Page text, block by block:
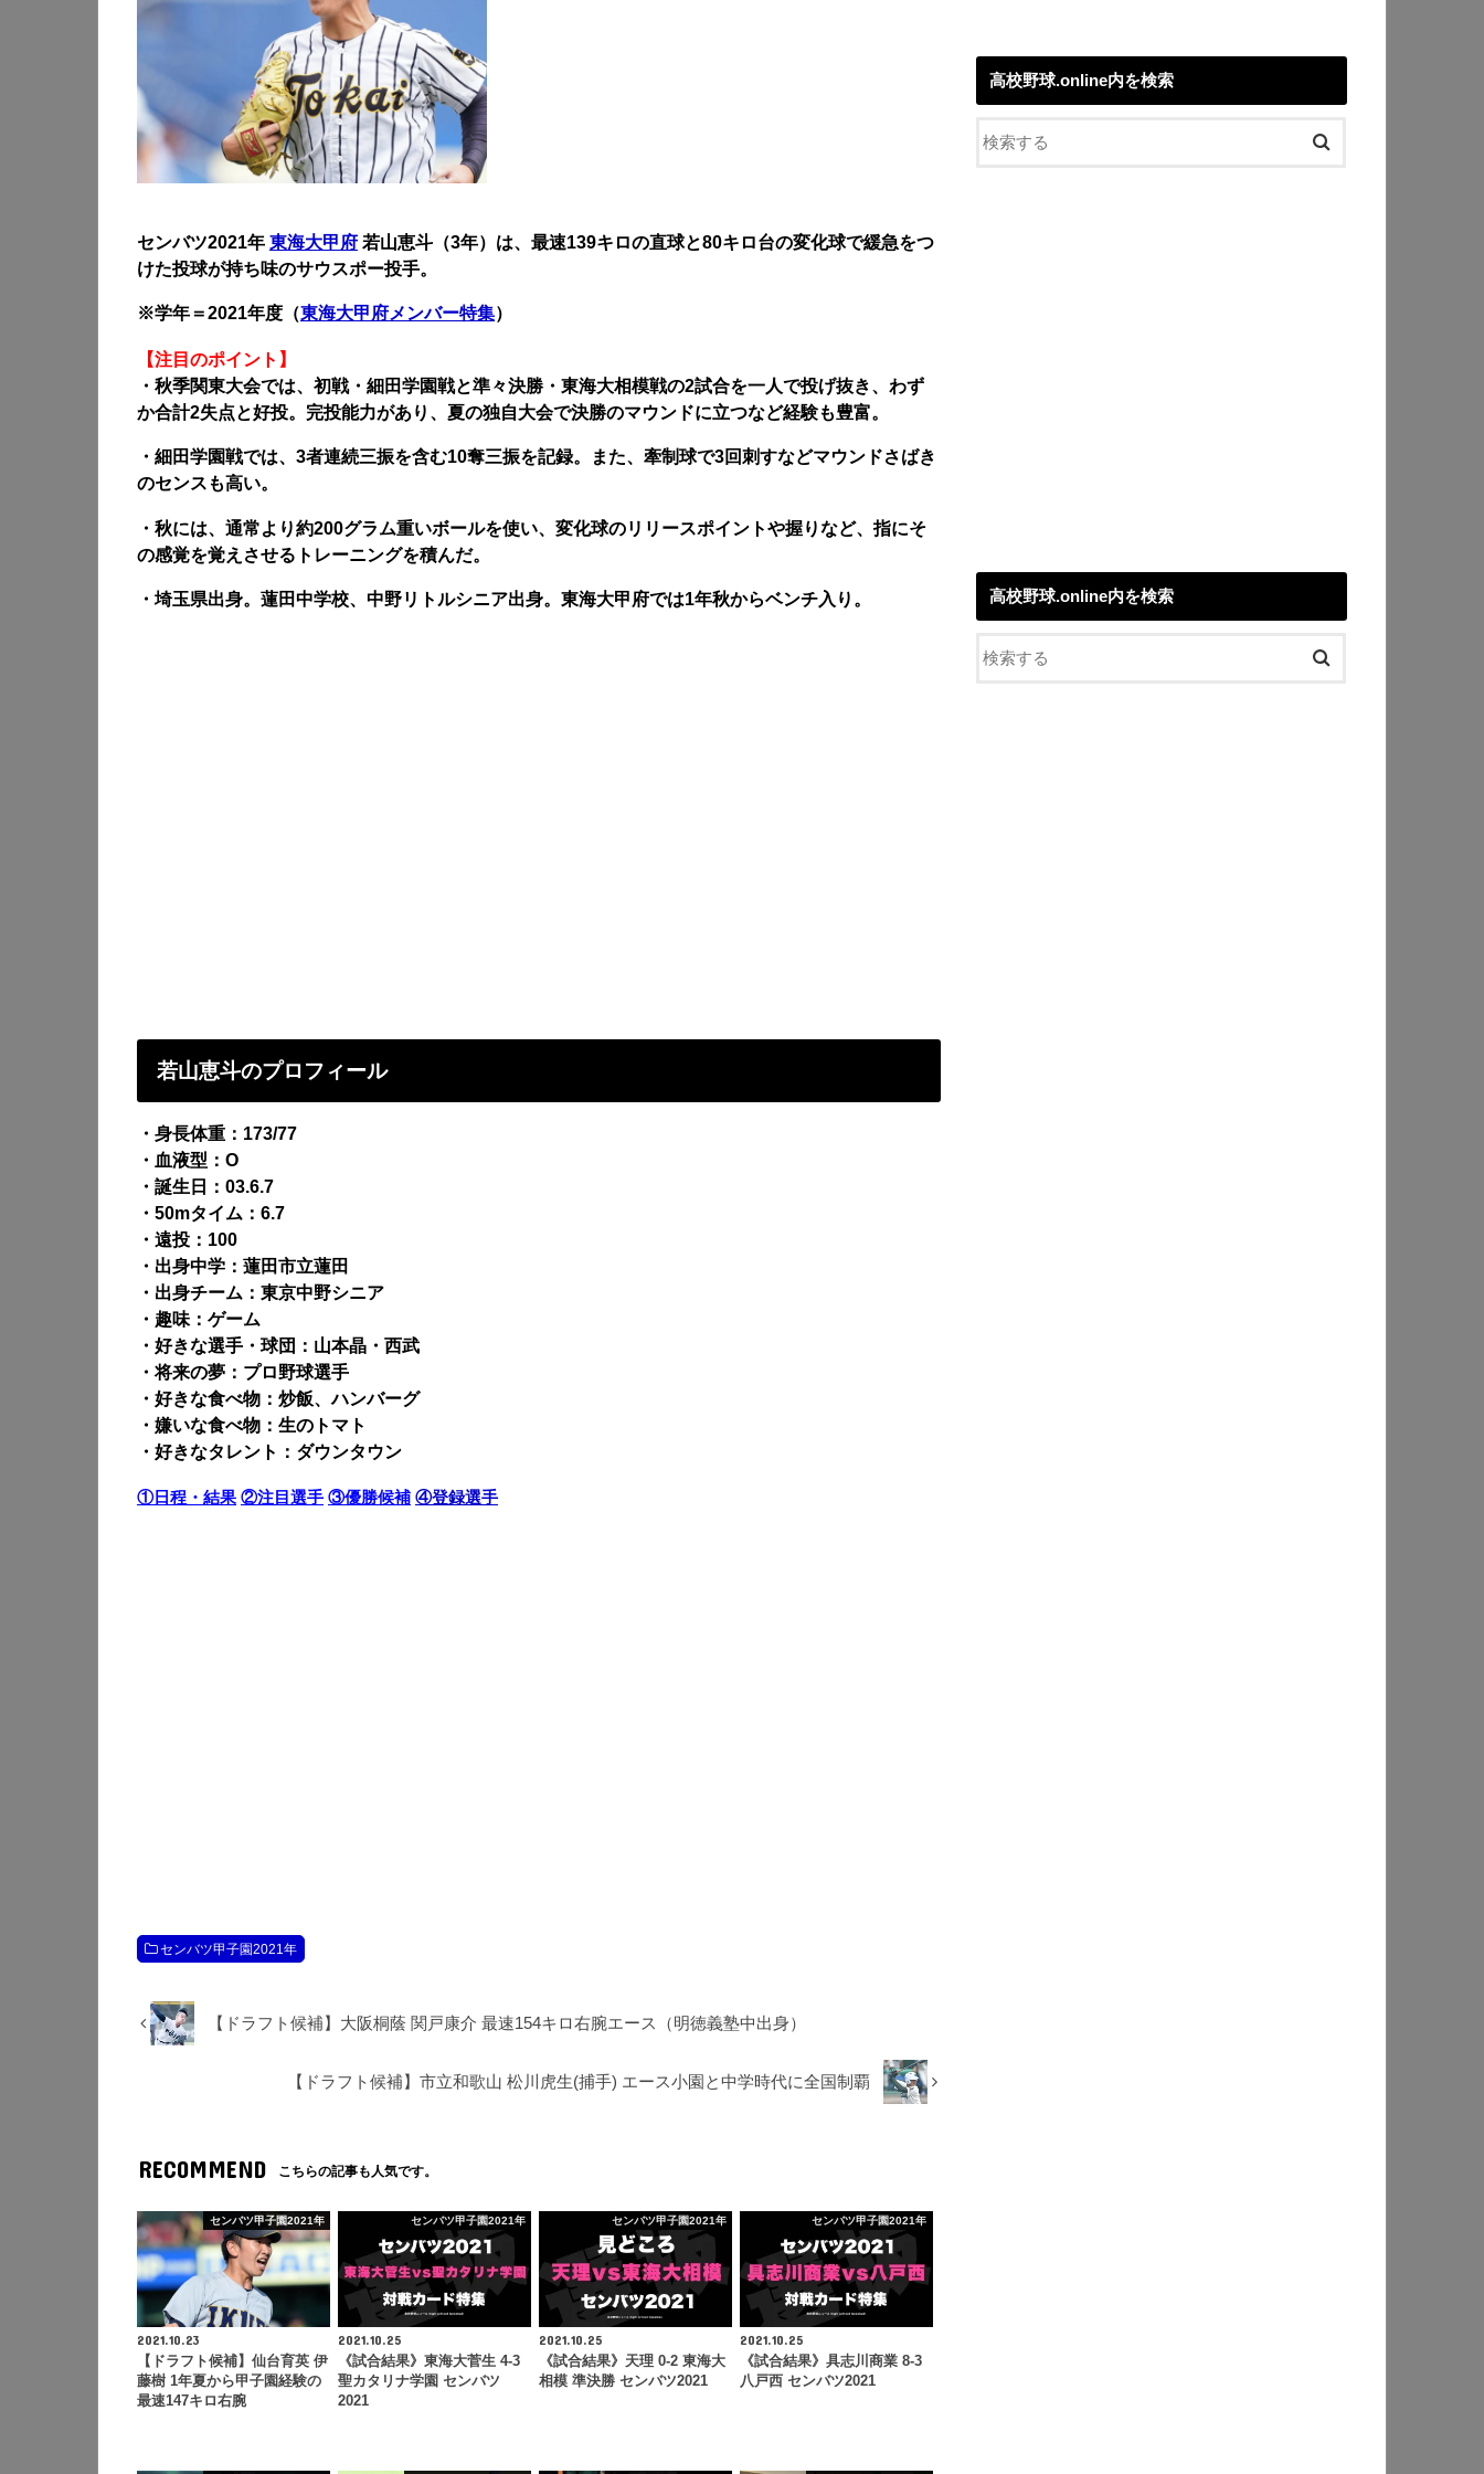
センバツ2021年 東海大甲府 若山恵斗（3年）は、最速139キロの直球と80キロ台の変化球で緩急をつ
けた投球が持ち味のサウスポー投手。
※学年＝2021年度（東海大甲府メンバー特集）
【注目のポイント】
・秋季関東大会では、初戦・細田学園戦と準々決勝・東海大相模戦の2試合を一人で投げ抜き、わず
か合計2失点と好投。完投能力があり、夏の独自大会で決勝のマウンドに立つなど経験も豊富。
・細田学園戦では、3者連続三振を含む10奪三振を記録。また、牽制球で3回刺すなどマウンドさばき
のセンスも高い。
・秋には、通常より約200グラム重いボールを使い、変化球のリリースポイントや握りなど、指にそ
の感覚を覚えさせるトレーニングを積んだ。
・埼玉県出身。蓮田中学校、中野リトルシニア出身。東海大甲府では1年秋からベンチ入り。
若山恵斗のプロフィール
・身長体重：173/77
・血液型：O
・誕生日：03.6.7
・50mタイム：6.7
・遠投：100
・出身中学：蓮田市立蓮田
・出身チーム：東京中野シニア
・趣味：ゲーム
・好きな選手・球団：山本晶・西武
・将来の夢：プロ野球選手
・好きな食べ物：炒飯、ハンバーグ
・嫌いな食べ物：生のトマト
・好きなタレント：ダウンタウン
①日程・結果 ②注目選手 ③優勝候補 ④登録選手
センバツ甲子園2021年
【ドラフト候補】大阪桐蔭 関戸康介 最速154キロ右腕エース（明徳義塾中出身）
【ドラフト候補】市立和歌山 松川虎生(捕手) エース小園と中学時代に全国制覇
RECOMMEND こちらの記事も人気です。
センバツ甲子園2021年
2021.10.23
【ドラフト候補】仙台育英 伊
藤樹 1年夏から甲子園経験の
最速147キロ右腕
センバツ甲子園2021年
2021.10.25
《試合結果》東海大菅生 4-3
聖カタリナ学園 センバツ
2021
センバツ甲子園2021年
2021.10.25
《試合結果》天理 0-2 東海大
相模 準決勝 センバツ2021
センバツ甲子園2021年
2021.10.25
《試合結果》具志川商業 8-3
八戸西 センバツ2021
高校野球.online内を検索
高校野球.online内を検索